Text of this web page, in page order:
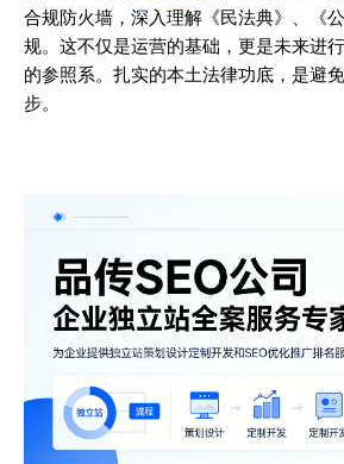
合规防火墙，深入理解《民法典》、《
规。这不仅是运营的基础，更是未来进
的参照系。扎实的本土法律功底，是避
步。